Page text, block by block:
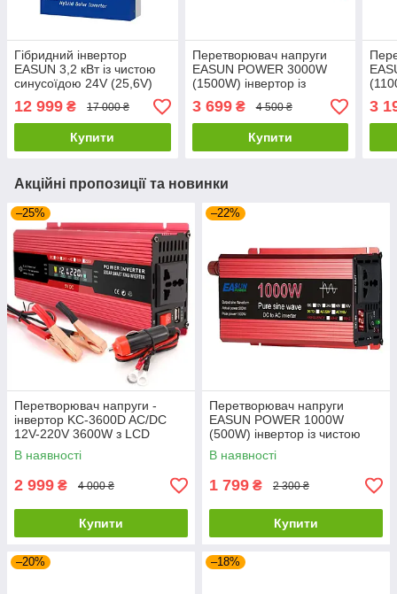
Гібридний інвертор
EASUN 3,2 кВт із чистою
синусоїдою 24V (25,6V)
ISolar-SMG-II-3.2KW-WIFI
12 999 ₴ 17 000 ₴
Купити
Перетворювач напруги
EASUN POWER 3000W
(1500W) інвертор із
чистою синусоїдою 12V-
220V
3 699₴ 4 500 ₴
Купити
3
Акційні пропозиції та новинки
–25%
Перетворювач напруги -
інвертор KC-3600D AC/DC
12V-220V 3600W з LCD
екраном
В наявності
2 999 ₴ 4 000 ₴
Купити
–22%
Перетворювач напруги
EASUN POWER 1000W
(500W) інвертор із чистою
синусоїдою 12V-220V
В наявності
1 799 ₴ 2 300 ₴
Купити
–20% –18%